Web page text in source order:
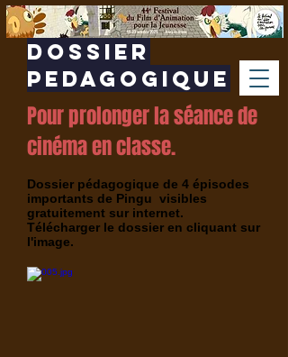
Dossier
PEDAGOGIQUE
Pour prolonger la séance de
cinéma en classe.
Dossier pédagogique de 4 épisodes
importants de Pingu visibles
gratuitement sur internet.
Télécharger le dossier en cliquant sur
l'image.